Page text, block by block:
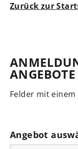
Zurück zur
ANGEBOTE
Felder mit einem
Angebot